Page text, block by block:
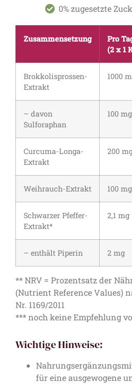
0% zugesetzte
Zusammensetzung
Pro
(2 x 1
Brokkolisprossen-
Extrakt
1000
– davon
Sulforaphan
100 mg
Curcuma-Longa-
Extrakt
200
Weihrauch-Extrakt 100 mg
Schwarzer Pfeffer-
Extrakt*
2,1 mg
– enthält Piperin 2 mg
** NRV = Prozentsatz der
(Nutrient Reference Values)
Nr. 1169/2011
*** noch keine Empfehlung
Wichtige Hinweise:
für eine ausgewogene